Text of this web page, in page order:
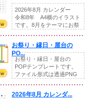
2026年8月 カレンダー
令和8年 A4横のイラスト
です。8月をテーマにお祭
お祭り・縁日・屋台の
PO...
お祭り・縁日・屋台の
POPテンプレートです。
ファイル形式は透過PNG
2026年8月 カレンダ...